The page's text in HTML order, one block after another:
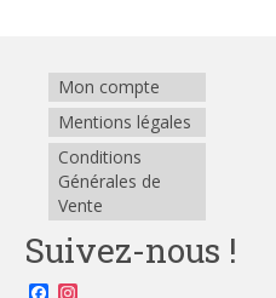
Mon compte
Mentions légales
Conditions
Générales de
Vente
Suivez-nous !